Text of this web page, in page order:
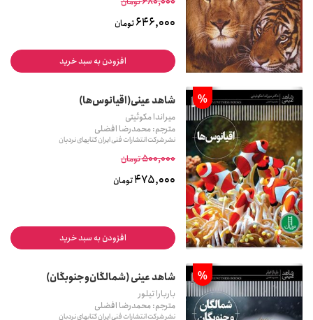
646,000تومان
افزودن به سبد خرید
% شاهد عینی(اقیانوس‌ها)
میراندا مکوئیتی
مترجم: محمدرضا افضلی
نشر شرکت انتشارات فنی ایران کتابهای نردبان
500,000تومان
475,000تومان
افزودن به سبد خرید
% شاهد عینی (شمالگان‌و‌جنوبگان)
باربارا تیلور
مترجم: محمدرضا افضلی
نشر شرکت انتشارات فنی ایران کتابهای نردبان